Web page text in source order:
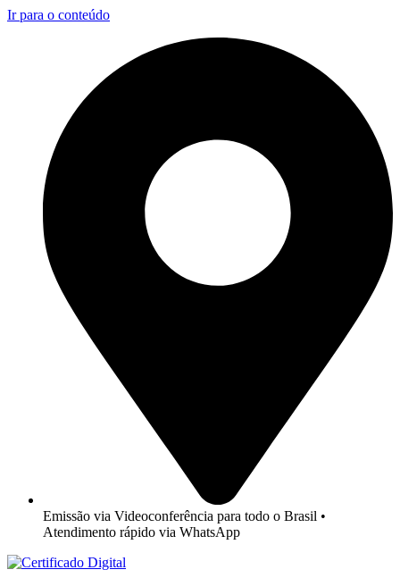
Ir para o conteúdo
Emissão via Videoconferência para todo o Brasil •
Atendimento rápido via WhatsApp